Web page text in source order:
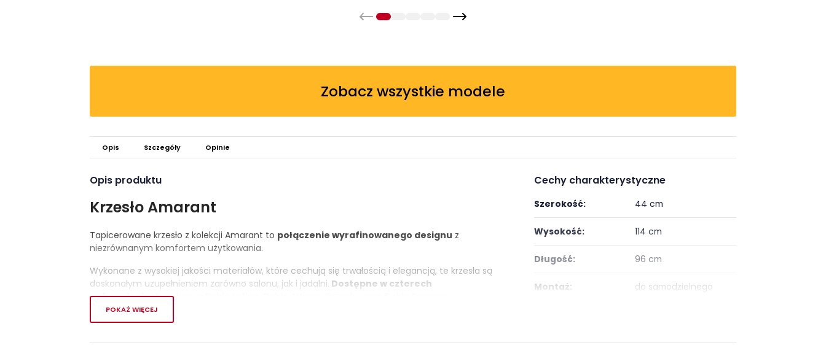
Zobacz wszystkie modele
Opis Szczegóły Opinie
Opis produktu
Krzesło Amarant
Tapicerowane krzesło z kolekcji Amarant to połączenie wyrafinowanego designu z
niezrównanym komfortem użytkowania.
Wykonane z wysokiej jakości materiałów, które cechują się trwałością i elegancją, te krzesła są
doskonałym uzupełnieniem zarówno salonu, jak i jadalni. Dostępne w czterech
wybarwieniach,w tym w Dębie Lefkas, Dębie Artisan, Orzechu oraz Dębie Sonoma,
pozwalają na dopasowanie ich do każdego wystroju wnętrza.
Cechy charakterystyczne
Szerokość: 44 cm
Wysokość: 114 cm
Długość: 96 cm
Montaż:
do samodzielnego
POKAŻ WIĘCEJ